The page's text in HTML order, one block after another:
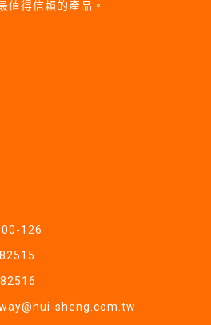
值得信賴的產品。
126
sheng.com.tw